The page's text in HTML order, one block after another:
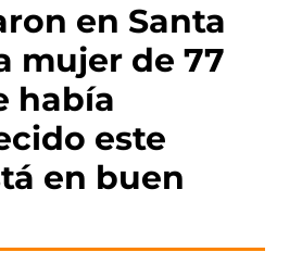
en Santa
mujer de 77
había
este
en buen